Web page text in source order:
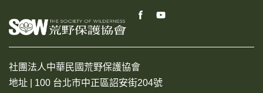
社團法人中華民國荒野保護協會
地址 | 100 台北市中正區詔安街204號